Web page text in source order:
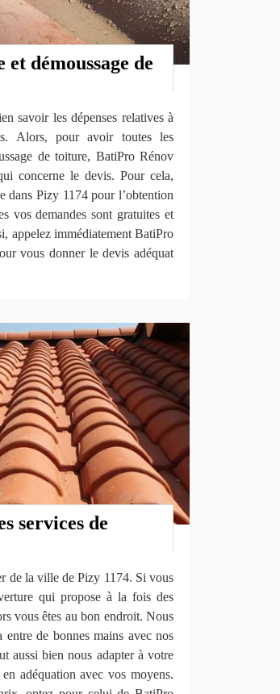
démoussage de
savoir les dépenses relatives à
Alors, pour avoir toutes les
de toiture, BatiPro Rénov
concerne le devis. Pour cela,
Pizy 1174 pour l’obtention
vos demandes sont gratuites et
appelez immédiatement BatiPro
vous donner le devis adéquat
services de
de la ville de Pizy 1174. Si vous
qui propose à la fois des
vous êtes au bon endroit. Nous
de bonnes mains avec nos
aussi bien nous adapter à votre
adéquation avec vos moyens.